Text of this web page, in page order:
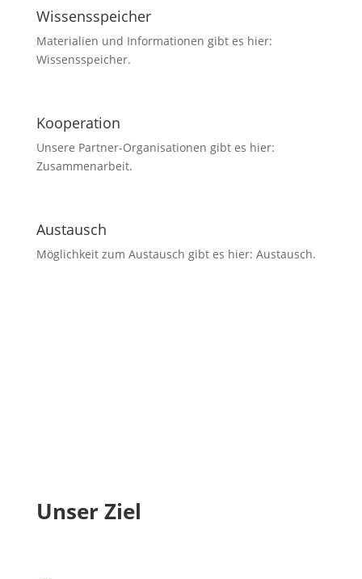
Wissensspeicher
Materialien und Informationen gibt es hier:
Wissensspeicher.
Kooperation
Unsere Partner-Organisationen gibt es hier:
Zusammenarbeit.
Austausch
Möglichkeit zum Austausch gibt es hier: Austausch.
Unser Ziel